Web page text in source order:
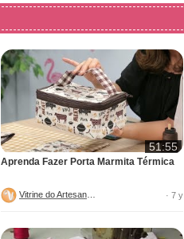
51:55
Aprenda Fazer Porta Marmita Térmica
· 7 y